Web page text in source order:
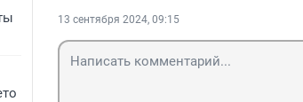
13 сентября 2024, 09:15